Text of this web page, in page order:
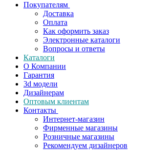
Покупателям
Доставка
Оплата
Как оформить заказ
Электронные каталоги
Вопросы и ответы
Каталоги
О Компании
Гарантия
3d модели
Дизайнерам
Оптовым клиентам
Контакты
Интернет-магазин
Фирменные магазины
Розничные магазины
Рекомендуем дизайнеров